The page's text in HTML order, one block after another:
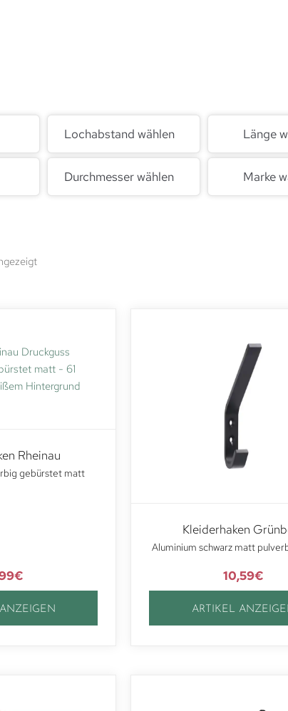
Lochabstand wählen Länge
Durchmesser wählen Marke
Rheinau
gebürstet matt
€
Kleiderhaken
Aluminium schwarz matt
10,59€
ARTIKEL